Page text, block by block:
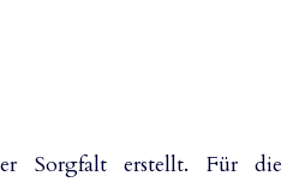
Sorgfalt erstellt. Für die